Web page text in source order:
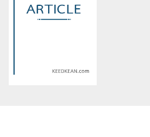
assumed 'article_topic' (this
will throw an Error in a future